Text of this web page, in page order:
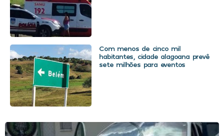
Com menos de cinco mil
habitantes, cidade alagoana prevê
sete milhões para eventos